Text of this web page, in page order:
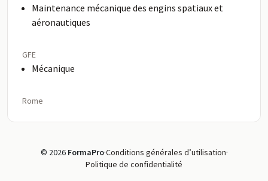
Maintenance mécanique des engins spatiaux et
aéronautiques
GFE
Mécanique
Rome
© 2026 FormaPro·Conditions générales d’utilisation·
Politique de confidentialité